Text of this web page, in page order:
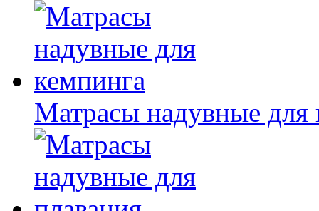
Матрасы надувные для